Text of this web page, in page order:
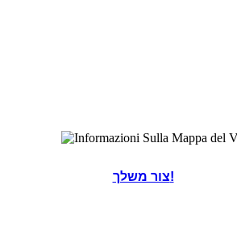
צור משלך!